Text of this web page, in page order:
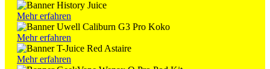
Mehr erfahren
Mehr erfahren
Mehr erfahren